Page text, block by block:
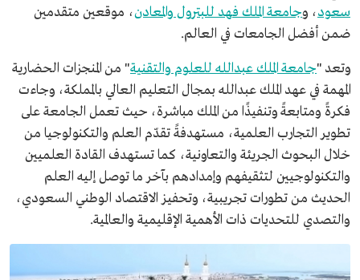
سعود، وجامعة الملك فهد للبترول والمعادن، موقعين متقدمين
ضمن أفضل الجامعات في العالم.
وتعد "جامعة الملك عبدالله للعلوم والتقنية" من المنجزات الحضارية
المهمة في عهد الملك عبدالله بمجال التعليم العالي بالمملكة، وجاءت
فكرةً ومتابعةً وتنفيذًا من الملك مباشرة، حيث تعمل الجامعة على
تطوير التجارب العلمية، مستهدفةً تقدّم العلم والتكنولوجيا من
خلال البحوث الجريئة والتعاونية، كما تستهدف القادة العلميين
والتكنولوجيين لتثقيفهم وإمدادهم بآخر ما توصل إليه العلم
الحديث من تطورات تجريبية، وتحفيز الاقتصاد الوطني السعودي،
والتصدي للتحديات ذات الأهمية الإقليمية والعالمية.